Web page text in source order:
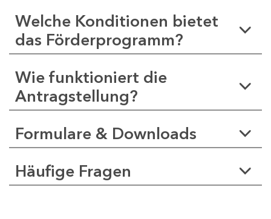
Welche Konditionen bietet
das Förderprogramm?
Wie funktioniert die
Antragstellung?
Formulare & Downloads
Häufige Fragen